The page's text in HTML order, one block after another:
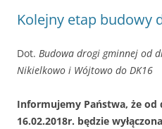
Kolejny etap budowy
Dot. Budowa drogi gminnej od
Nikielkowo i Wójtowo do DK16
Informujemy Państwa, że od
16.02.2018r. będzie